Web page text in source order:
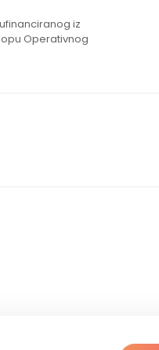
iz
Operativnog